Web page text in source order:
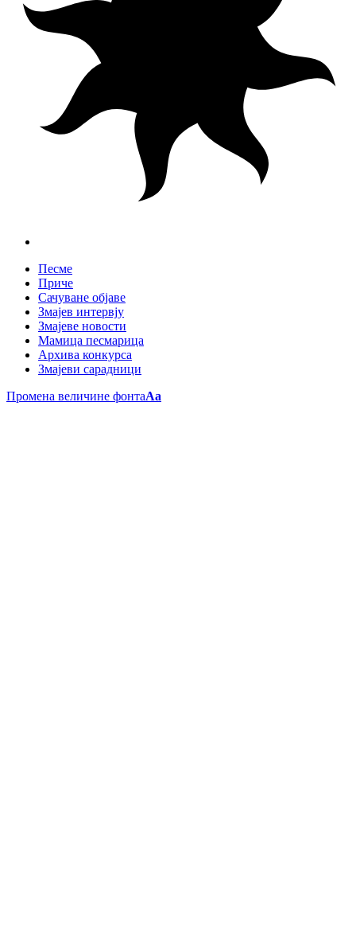
Песме
Приче
Сачуване објаве
Змајев интервју
Змајеве новости
Мамица песмарица
Архива конкурса
Змајеви сарадници
Промена величине фонтаAa